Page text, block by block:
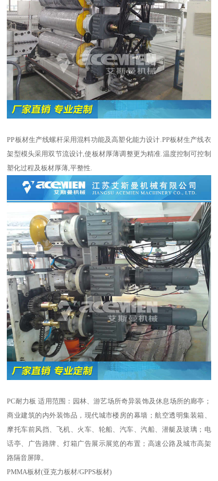
PP板材生产线螺杆采用混料功能及高塑化能力设计.PP板材生产线衣
架型模头采用双节流设计,使板材厚薄调整更为精准.温度控制可控制
塑化过程及板材厚薄,平整性.
PC耐力板 适用范围：园林、游艺场所奇异装饰及休息场所的廊亭；
商业建筑的内外装饰品，现代城市楼房的幕墙；航空透明集装箱、
摩托车前风挡、飞机、火车、轮船、汽车、汽船、潜艇及玻璃；电
话亭、广告路牌、灯箱广告展示展览的布置；高速公路及城市高架
路隔音屏障。
PMMA板材(亚克力板材/GPPS板材)